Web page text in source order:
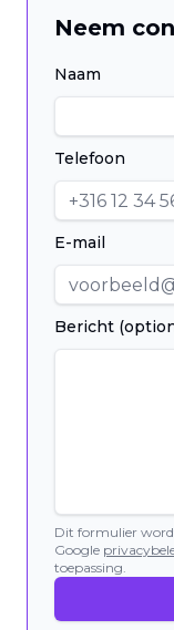
Neem
Naam
Telefoon
E-mail
Bericht
Dit formulier
Google
toepassing.